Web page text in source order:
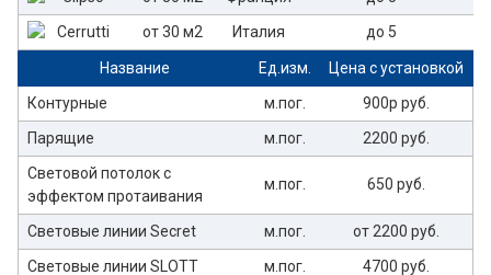
от 30 м2
Италия до 5
Название Ед.изм.
Цена с установкой
Контурные
м.пог.
900р руб.
Парящие
м.пог.
2200 руб.
Световой потолок с
эффектом протаивания
м.пог. 650 руб.
Световые линии Secret м.пог.
от 2200 руб.
Световые линии SLOTT
м.пог.
4700 руб.